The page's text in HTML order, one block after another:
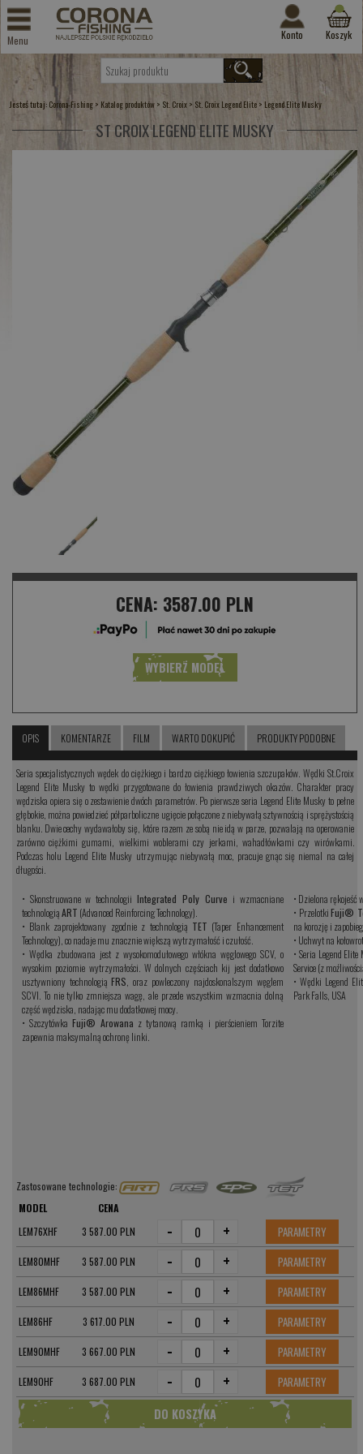
Menu Konto Koszyk
Jesteś tutaj: Corona-Fishing > Katalog produktów > St. Croix > St. Croix Legend Elite >Legend Elite Musky
ST CROIX LEGEND ELITE MUSKY
CENA: 3587.00 PLN
WYBIERZ MODEL
OPIS KOMENTARZE FILM WARTO DOKUPIĆ PRODUKTY PODOBNE
Seria specjalistycznych wędek do ciężkiego i bardzo ciężkiego łowienia szczupaków. Wędki St.Croix
Legend Elite Musky to wędki przygotowane do łowienia prawdziwych okazów. Charakter pracy
wędziska opiera się o zestawienie dwóch parametrów. Po pierwsze seria Legend Elite Musky to pełne
głębokie, można powiedzieć półparboliczne ugięcie połączone z niebywałą sztywnością i sprężystością
blanku. Dwie cechy wydawałoby się, które razem ze sobą nie idą w parze, pozwalają na operowanie
zarówno ciężkimi gumami, wielkimi woblerami czy jerkami, wahadłówkami czy wirówkami.
Podczas holu Legend Elite Musky utrzymując niebywałą moc, pracuje gnąc się niemal na całej
długości.
• Skonstruowane w technologiiIntegrated Poly Curve i wzmacniane
technologiąART (Advanced Reinforcing Technology).
• Blank zaprojektowany zgodnie z technologią TET (Taper Enhancement
Technology), co nadaje mu znacznie większą wytrzymałość i czułość.
• Wędka zbudowana jest z wysokomodułowego włókna węglowego SCV, o
wysokim poziomie wytrzymałości. W dolnych częściach kij jest dodatkowo
usztywniony technologiąFRS , oraz powleczony najdoskonalszym węglem
SCVI. To nie tylko zmniejsza wagę, ale przede wszystkim wzmacnia dolną
część wędziska, nadając mu dodatkowej mocy.
• Szczytówka Fuji® Arowana z tytanową ramką i pierścieniem Torzite
zapewnia maksymalną ochronę linki.
• Dzielona rękojeść
• PrzelotkiFuji®
na korozję i
• Uchwyt na
• Seria Legend
Service (z
• Wędki Legend
Park Falls, USA
Zastosowane technologie:
MODEL
CENA
LEM76XHF
3 587.00 PLN - + PARAMETRY
LEM80MHF 3 587.00 PLN - + PARAMETRY
LEM86MHF 3 587.00 PLN - + PARAMETRY
LEM86HF 3 617.00 PLN - + PARAMETRY
LEM90MHF 3 667.00 PLN - + PARAMETRY
LEM90HF 3 687.00 PLN - + PARAMETRY